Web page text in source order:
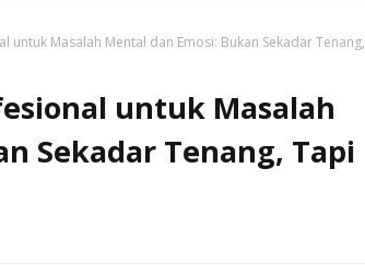
Masalah Mental dan Emosi: Bukan Sekadar Tenang,
untuk Masalah
Sekadar Tenang, Tapi